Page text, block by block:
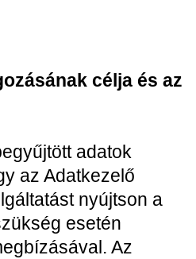
célja és az
adatok
az Adatkezelő
nyújtson a
esetén
Az